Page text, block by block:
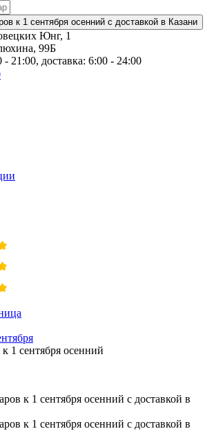
Юнг, 1
99Б
- 21:00, доставка: 6:00 - 24:00
1 сентября осенний